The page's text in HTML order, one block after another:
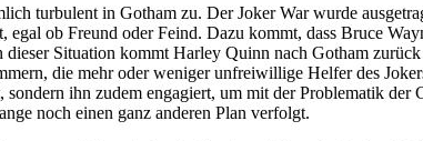
turbulent in Gotham zu. Der Joker War wurde
egal ob Freund oder Feind. Dazu kommt, dass Bruce
dieser Situation kommt Harley Quinn nach Gotham
die mehr oder weniger unfreiwillige Helfer des
sondern ihn zudem engagiert, um mit der Problematik
noch einen ganz anderen Plan verfolgt.